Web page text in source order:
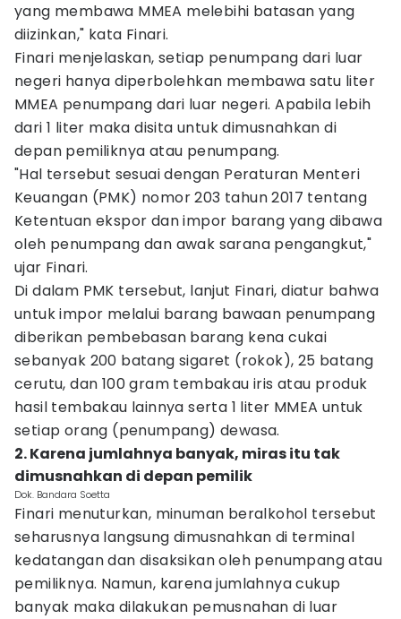
yang membawa MMEA melebihi batasan yang
diizinkan," kata Finari.
Finari menjelaskan, setiap penumpang dari luar
negeri hanya diperbolehkan membawa satu liter
MMEA penumpang dari luar negeri. Apabila lebih
dari 1 liter maka disita untuk dimusnahkan di
depan pemiliknya atau penumpang.
"Hal tersebut sesuai dengan Peraturan Menteri
Keuangan (PMK) nomor 203 tahun 2017 tentang
Ketentuan ekspor dan impor barang yang dibawa
oleh penumpang dan awak sarana pengangkut,"
ujar Finari.
Di dalam PMK tersebut, lanjut Finari, diatur bahwa
untuk impor melalui barang bawaan penumpang
diberikan pembebasan barang kena cukai
sebanyak 200 batang sigaret (rokok), 25 batang
cerutu, dan 100 gram tembakau iris atau produk
hasil tembakau lainnya serta 1 liter MMEA untuk
setiap orang (penumpang) dewasa.
2. Karena jumlahnya banyak, miras itu tak
dimusnahkan di depan pemilik
Dok. Bandara Soetta
Finari menuturkan, minuman beralkohol tersebut
seharusnya langsung dimusnahkan di terminal
kedatangan dan disaksikan oleh penumpang atau
pemiliknya. Namun, karena jumlahnya cukup
banyak maka dilakukan pemusnahan di luar